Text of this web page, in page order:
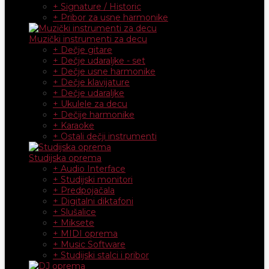
+ Signature / Historic
+ Pribor za usne harmonike
Muzički instrumenti za decu
+ Dečje gitare
+ Dečje udaraljke - set
+ Dečje usne harmonike
+ Dečje klavijature
+ Dečje udaraljke
+ Ukulele za decu
+ Dečije harmonike
+ Karaoke
+ Ostali dečji instrumenti
Studijska oprema
+ Audio Interface
+ Studijski monitori
+ Predpojačala
+ Digitalni diktafoni
+ Slušalice
+ Miksete
+ MIDI oprema
+ Music Software
+ Studijski stalci i pribor